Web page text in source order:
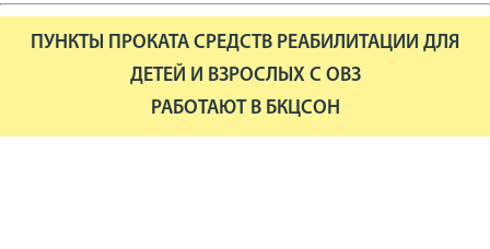
ПУНКТЫ ПРОКАТА СРЕДСТВ РЕАБИЛИТАЦИИ ДЛЯ
ДЕТЕЙ И ВЗРОСЛЫХ С ОВЗ
РАБОТАЮТ В БКЦСОН